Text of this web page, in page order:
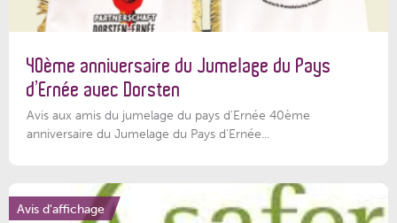
40ème anniversaire du Jumelage du Pays
d’Ernée avec Dorsten
Avis aux amis du jumelage du pays d'Ernée 40ème
anniversaire du Jumelage du Pays d'Ernée...
Avis d'affichage